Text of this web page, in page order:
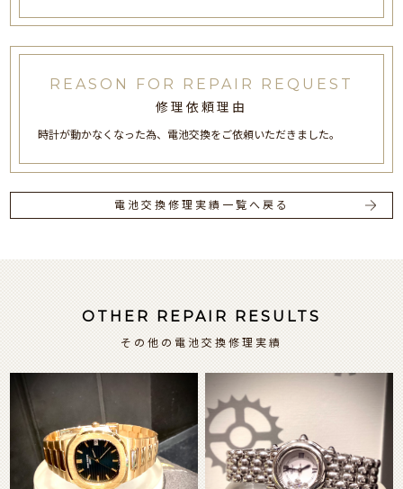
REASON FOR REPAIR REQUEST
修理依頼理由
時計が動かなくなった為、電池交換をご依頼いただきました。
電池交換修理実績一覧へ戻る
OTHER REPAIR RESULTS
その他の電池交換修理実績